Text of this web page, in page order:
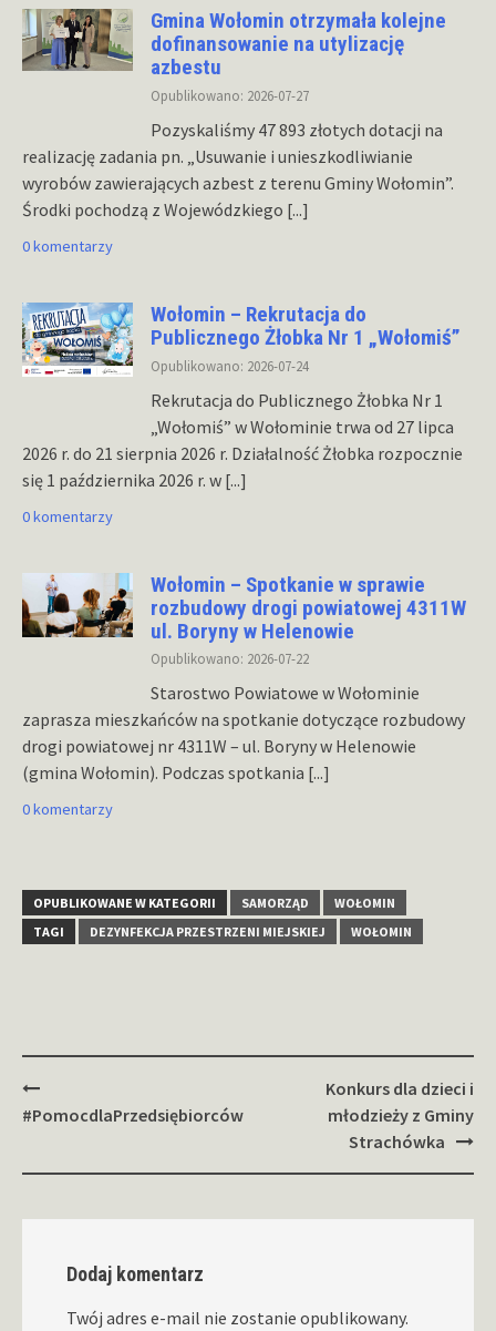
Gmina Wołomin otrzymała kolejne
dofinansowanie na utylizację
azbestu
Opublikowano: 2026-07-27
Pozyskaliśmy 47 893 złotych dotacji na
realizację zadania pn. „Usuwanie i unieszkodliwianie
wyrobów zawierających azbest z terenu Gminy Wołomin”.
Środki pochodzą z Wojewódzkiego [...]
0 komentarzy
Wołomin – Rekrutacja do
Publicznego Żłobka Nr 1 „Wołomiś”
Opublikowano: 2026-07-24
Rekrutacja do Publicznego Żłobka Nr 1
„Wołomiś” w Wołominie trwa od 27 lipca
2026 r. do 21 sierpnia 2026 r. Działalność Żłobka rozpocznie
się 1 października 2026 r. w [...]
0 komentarzy
Wołomin – Spotkanie w sprawie
rozbudowy drogi powiatowej 4311W
ul. Boryny w Helenowie
Opublikowano: 2026-07-22
Starostwo Powiatowe w Wołominie
zaprasza mieszkańców na spotkanie dotyczące rozbudowy
drogi powiatowej nr 4311W – ul. Boryny w Helenowie
(gmina Wołomin). Podczas spotkania [...]
0 komentarzy
OPUBLIKOWANE W KATEGORII SAMORZĄD
WOŁOMIN
TAGI
DEZYNFEKCJA PRZESTRZENI MIEJSKIEJ WOŁOMIN
Zobacz
wpisy
#PomocdlaPrzedsiębiorców
Konkurs dla dzieci i
młodzieży z Gminy
Strachówka
Dodaj komentarz
Twój adres e-mail nie zostanie opublikowany.